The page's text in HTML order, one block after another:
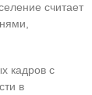
считает
кадров с
в